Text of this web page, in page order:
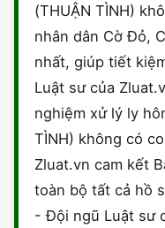
(THUẬN TÌNH)
nhân dân Cờ Đỏ,
nhất, giúp tiết
Luật sư của
nghiệm xử lý ly
TÌNH) không có
Zluat.vn cam kết
toàn bộ tất cả hồ
- Đội ngũ Luật sư